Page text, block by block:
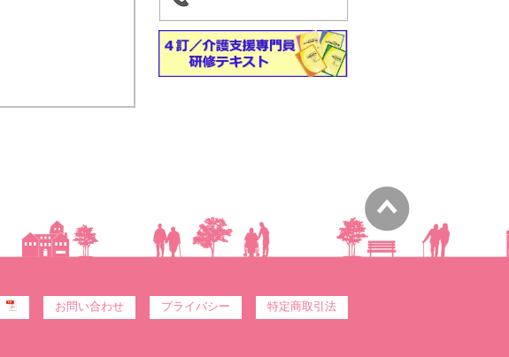
お問い合わせ プライバシー 特定商取引法